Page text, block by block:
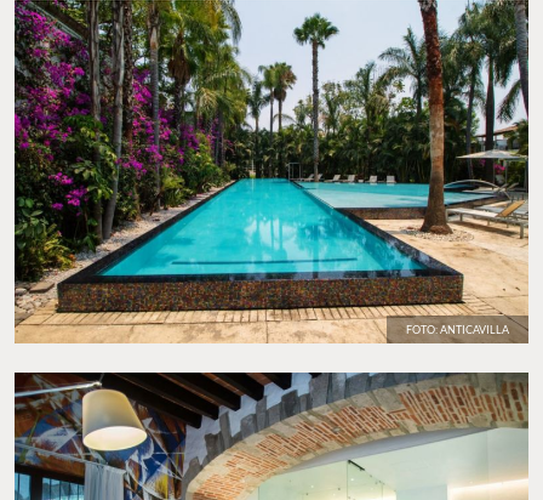
FOTO: ANTICAVILLA